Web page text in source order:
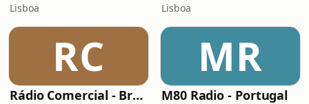
Lisboa Lisboa
RC
Rádio Comercial - Brasil
MR
M80 Radio - Portugal